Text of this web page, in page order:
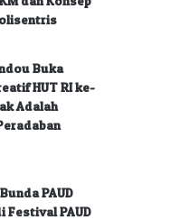
Buka
HUT RI ke-
Adalah
PAUD
Festival PAUD